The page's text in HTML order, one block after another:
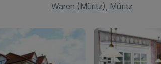
Waren (Müritz), Müritz